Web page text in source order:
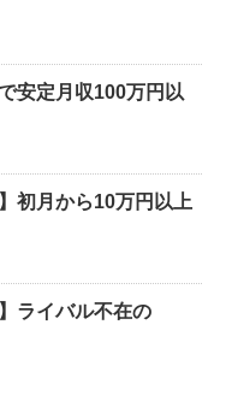
安定月収100万円以
初月から10万円以上
ライバル不在の